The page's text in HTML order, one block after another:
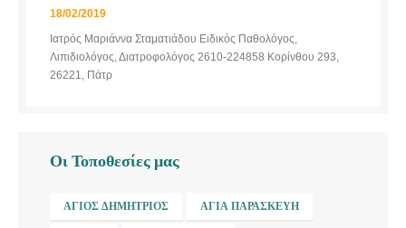
18/02/2019
Ιατρός Μαριάννα Σταματιάδου Ειδικός Παθολόγος,
Λιπιδιολόγος, Διατροφολόγος 2610-224858 Κορίνθου 293,
26221, Πάτρ
Οι Τοποθεσίες μας
ΆΓΙΟΣ ΔΗΜΉΤΡΙΟΣ ΑΓΊΑ ΠΑΡΑΣΚΕΥΉ